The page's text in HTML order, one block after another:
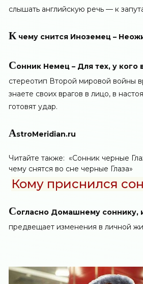
слышать английскую речь — к
К чему снится Иноземец –
Сонник Немец – Для тех, у кого
стереотип Второй мировой войны
знаете своих врагов в лицо, в
готовят удар.
AstroMeridian.ru
Читайте также: «Сонник черные
чему снятся во сне черные Глаза»
Кому приснился сон
Согласно Домашнему соннику,
предвещает изменения в личной